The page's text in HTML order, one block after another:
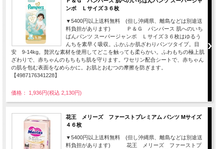
ンボ Ｌサイズ３６枚
▼5400円以上送料無料 (但し沖縄県、離島などは別途送
料負担があります) Ｐ＆Ｇ パンパース 肌へのいち
ばんパンツ スーパージャンボ Ｌサイズ３６枚はゆるう
んちを素早く吸収。ふかふか肌ざわりパンツタイプ。目
安 9-14kg。贅沢な素材を使用してどこを触っても柔らかい。ふわもちの極上肌
ざわりで、赤ちゃんのもちもち肌を守ります。ワセリン配合シートで、赤ちゃん
の肌を包む表面をなめらかに。お肌とおむつの摩擦を防ぎます。
【4987176341228】
価格： 1,936円(税込 2,130円)
花王 メリーズ ファーストプレミアム パンツ Mサイズ
４６枚
▼5400円以上送料無料 (但し沖縄県、離島などは別途送
料負担があります) 花王 メリーズ ファーストプ